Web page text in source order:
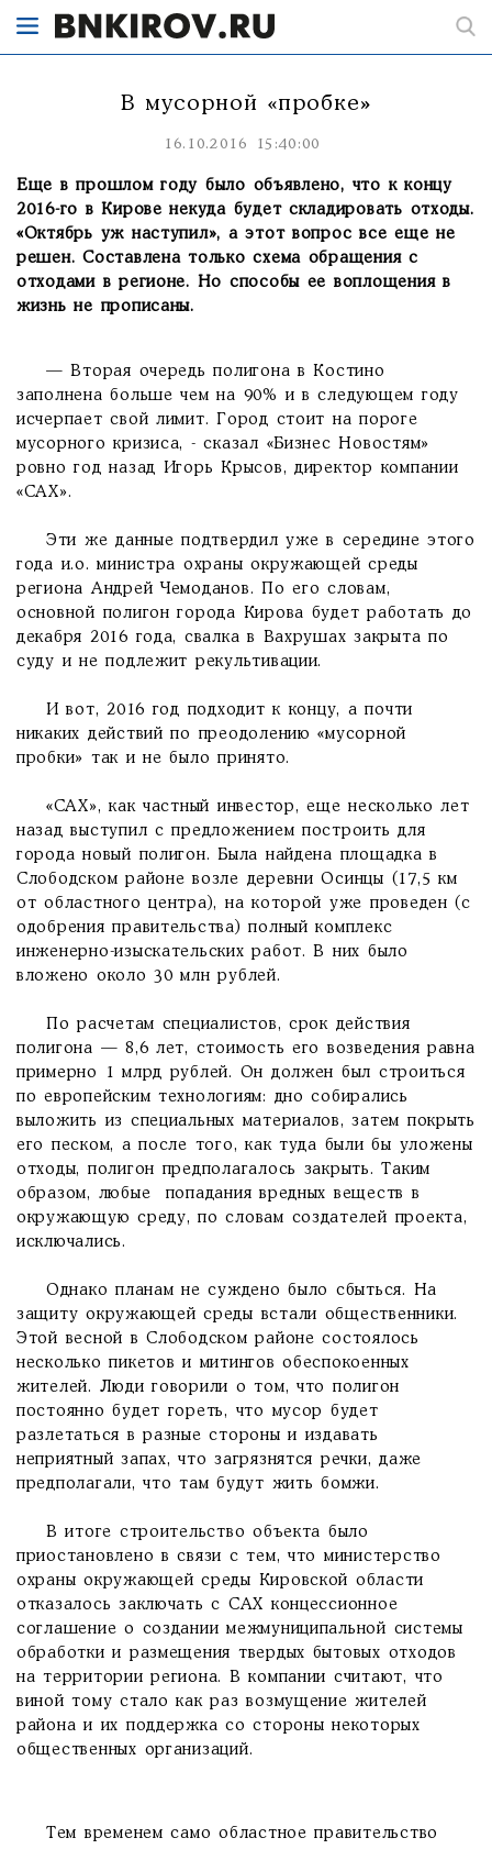
В мусорной «пробке»
16.10.2016 15:40:00
Еще в прошлом году было объявлено, что к концу
2016-го в Кирове некуда будет складировать отходы.
«Октябрь уж наступил», а этот вопрос все еще не
решен. Составлена только схема обращения с
отходами в регионе. Но способы ее воплощения в
жизнь не прописаны.
— Вторая очередь полигона в Костино
заполнена больше чем на 90% и в следующем году
исчерпает свой лимит. Город стоит на пороге
мусорного кризиса, - сказал «Бизнес Новостям»
ровно год назад Игорь Крысов, директор компании
«САХ».
Эти же данные подтвердил уже в середине этого
года и.о. министра охраны окружающей среды
региона Андрей Чемоданов. По его словам,
основной полигон города Кирова будет работать до
декабря 2016 года, свалка в Вахрушах закрыта по
суду и не подлежит рекультивации.
И вот, 2016 год подходит к концу, а почти
никаких действий по преодолению «мусорной
пробки» так и не было принято.
«САХ», как частный инвестор, еще несколько лет
назад выступил с предложением построить для
города новый полигон. Была найдена площадка в
Слободском районе возле деревни Осинцы (17,5 км
от областного центра), на которой уже проведен (с
одобрения правительства) полный комплекс
инженерно-изыскательских работ. В них было
вложено около 30 млн рублей.
По расчетам специалистов, срок действия
полигона — 8,6 лет, стоимость его возведения равна
примерно 1 млрд рублей. Он должен был строиться
по европейским технологиям: дно собирались
выложить из специальных материалов, затем покрыть
его песком, а после того, как туда были бы уложены
отходы, полигон предполагалось закрыть. Таким
образом, любые попадания вредных веществ в
окружающую среду, по словам создателей проекта,
исключались.
Однако планам не суждено было сбыться. На
защиту окружающей среды встали общественники.
Этой весной в Слободском районе состоялось
несколько пикетов и митингов обеспокоенных
жителей. Люди говорили о том, что полигон
постоянно будет гореть, что мусор будет
разлетаться в разные стороны и издавать
неприятный запах, что загрязнятся речки, даже
предполагали, что там будут жить бомжи.
В итоге строительство объекта было
приостановлено в связи с тем, что министерство
охраны окружающей среды Кировской области
отказалось заключать с САХ концессионное
соглашение о создании межмуниципальной системы
обработки и размещения твердых бытовых отходов
на территории региона. В компании считают, что
виной тому стало как раз возмущение жителей
района и их поддержка со стороны некоторых
общественных организаций.
Тем временем само областное правительство